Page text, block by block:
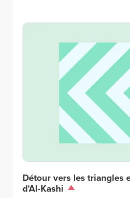
Détour vers les triangles
d'Al-Kashi